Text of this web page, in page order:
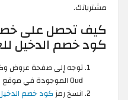
مشترياتك.
كيف تحصل على
كود خصم الدخيل
Oud الموجودة في موقع الكوبون.
انسخ رمزكود خصم